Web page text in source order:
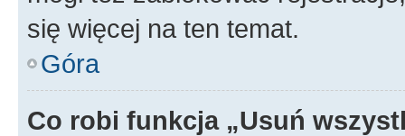
się więcej na ten temat.
Góra
Co robi funkcja „Usuń